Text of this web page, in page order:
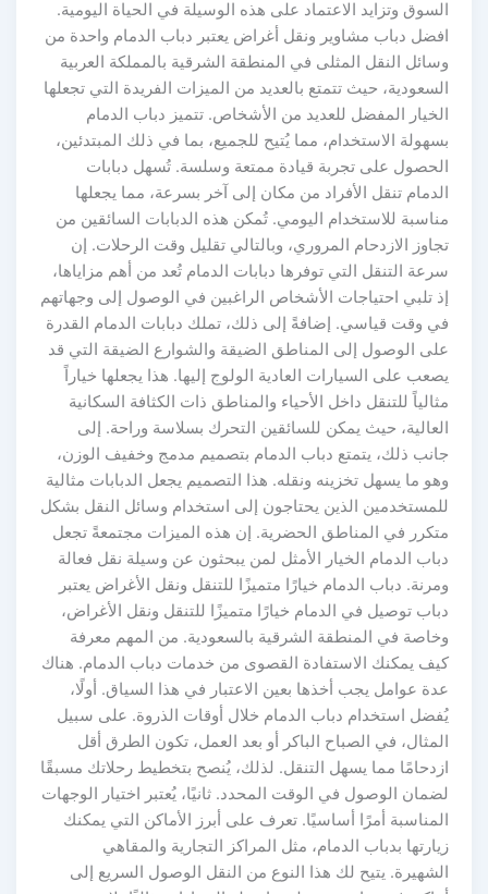
السوق وتزايد الاعتماد على هذه الوسيلة في الحياة اليومية.
افضل دباب مشاوير ونقل أغراض يعتبر دباب الدمام واحدة من
وسائل النقل المثلى في المنطقة الشرقية بالمملكة العربية
السعودية، حيث تتمتع بالعديد من الميزات الفريدة التي تجعلها
الخيار المفضل للعديد من الأشخاص. تتميز دباب الدمام
بسهولة الاستخدام، مما يُتيح للجميع، بما في ذلك المبتدئين،
الحصول على تجربة قيادة ممتعة وسلسة. تُسهل دبابات
الدمام تنقل الأفراد من مكان إلى آخر بسرعة، مما يجعلها
مناسبة للاستخدام اليومي. تُمكن هذه الدبابات السائقين من
تجاوز الازدحام المروري، وبالتالي تقليل وقت الرحلات. إن
سرعة التنقل التي توفرها دبابات الدمام تُعد من أهم مزاياها،
إذ تلبي احتياجات الأشخاص الراغبين في الوصول إلى وجهاتهم
في وقت قياسي. إضافةً إلى ذلك، تملك دبابات الدمام القدرة
على الوصول إلى المناطق الضيقة والشوارع الضيقة التي قد
يصعب على السيارات العادية الولوج إليها. هذا يجعلها خياراً
مثالياً للتنقل داخل الأحياء والمناطق ذات الكثافة السكانية
العالية، حيث يمكن للسائقين التحرك بسلاسة وراحة. إلى
جانب ذلك، يتمتع دباب الدمام بتصميم مدمج وخفيف الوزن،
وهو ما يسهل تخزينه ونقله. هذا التصميم يجعل الدبابات مثالية
للمستخدمين الذين يحتاجون إلى استخدام وسائل النقل بشكل
متكرر في المناطق الحضرية. إن هذه الميزات مجتمعةً تجعل
دباب الدمام الخيار الأمثل لمن يبحثون عن وسيلة نقل فعالة
ومرنة. دباب الدمام خيارًا متميزًا للتنقل ونقل الأغراض يعتبر
دباب توصيل في الدمام خيارًا متميزًا للتنقل ونقل الأغراض،
وخاصة في المنطقة الشرقية بالسعودية. من المهم معرفة
كيف يمكنك الاستفادة القصوى من خدمات دباب الدمام. هناك
عدة عوامل يجب أخذها بعين الاعتبار في هذا السياق. أولًا،
يُفضل استخدام دباب الدمام خلال أوقات الذروة. على سبيل
المثال، في الصباح الباكر أو بعد العمل، تكون الطرق أقل
ازدحامًا مما يسهل التنقل. لذلك، يُنصح بتخطيط رحلاتك مسبقًا
لضمان الوصول في الوقت المحدد. ثانيًا، يُعتبر اختيار الوجهات
المناسبة أمرًا أساسيًا. تعرف على أبرز الأماكن التي يمكنك
زيارتها بدباب الدمام، مثل المراكز التجارية والمقاهي
الشهيرة. يتيح لك هذا النوع من النقل الوصول السريع إلى